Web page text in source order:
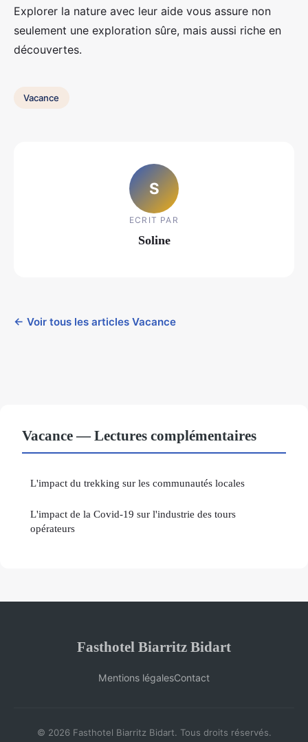
Explorer la nature avec leur aide vous assure non
seulement une exploration sûre, mais aussi riche en
découvertes.
Vacance
S
ECRIT PAR
Soline
← Voir tous les articles Vacance
Vacance — Lectures complémentaires
L'impact du trekking sur les communautés locales
L'impact de la Covid-19 sur l'industrie des tours
opérateurs
Fasthotel Biarritz Bidart
Mentions légalesContact
© 2026 Fasthotel Biarritz Bidart. Tous droits réservés.